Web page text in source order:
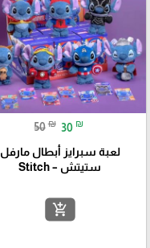
50 ₪ 30 ₪
لعبة سبرايز أبطال مارفل
ستيتش – Stitch
add_shopping_cart